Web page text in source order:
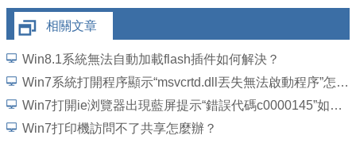
相關文章
Win8.1系統無法自動加載flash插件如何解決？
Win7系統打開程序顯示“msvcrtd.dll丟失無法啟動程序”怎麼解決
Win7打開ie浏覽器出現藍屏提示“錯誤代碼c0000145”如何解決？
Win7打印機訪問不了共享怎麼辦？